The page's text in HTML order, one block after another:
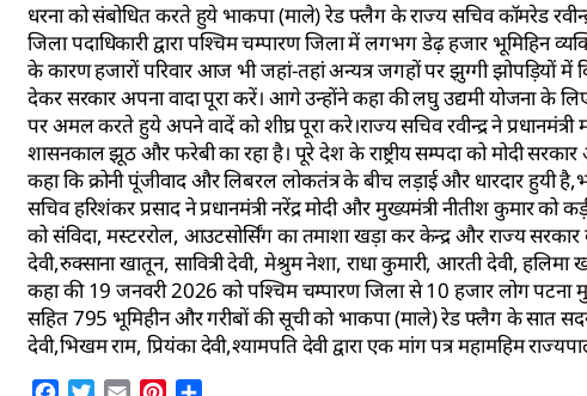
धरना को संबोधित करते हुये भाकपा (माले) रेड फ्लैग के राज्य सचिव कॉमरेड
जिला पदाधिकारी द्वारा पश्चिम चम्पारण जिला में लगभग डेढ़ हजार भूमिहिन
के कारण हजारों परिवार आज भी जहां-तहां अन्यत्र जगहों पर झुग्गी झोपड़ियों
देकर सरकार अपना वादा पूरा करें। आगे उन्होंने कहा की लघु उद्यमी योजना के
पर अमल करते हुये अपने वादें को शीघ्र पूरा करे।राज्य सचिव रवीन्द्र ने
शासनकाल झूठ और फरेबी का रहा है। पूरे देश के राष्ट्रीय सम्पदा को मोदी
कहा कि क्रोनी पूंजीवाद और लिबरल लोकतंत्र के बीच लड़ाई और धारदार हुयी
सचिव हरिशंकर प्रसाद ने प्रधानमंत्री नरेंद्र मोदी और मुख्यमंत्री नीतीश कुमार
को संविदा, मस्टररोल, आउटसोर्सिंग का तमाशा खड़ा कर केन्द्र और राज्य
देवी,रुक्साना खातून, सावित्री देवी, मेश्रुम नेशा, राधा कुमारी, आरती देवी,
कहा की 19 जनवरी 2026 को पश्चिम चम्पारण जिला से 10 हजार लोग पटना
सहित 795 भूमिहीन और गरीबों की सूची को भाकपा (माले) रेड फ्लैग के सात
देवी,भिखम राम, प्रियंका देवी,श्यामपति देवी द्वारा एक मांग पत्र महामहिम